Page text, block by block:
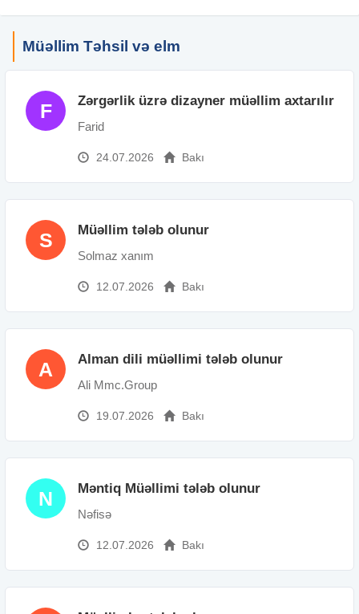
Müəllim Təhsil və elm
F Zərgərlik üzrə dizayner müəllim axtarılır
Farid
24.07.2026 Bakı
S Müəllim tələb olunur
Solmaz xanım
12.07.2026 Bakı
A Alman dili müəllimi tələb olunur
Ali Mmc.Group
19.07.2026 Bakı
N Məntiq Müəllimi tələb olunur
Nəfisə
12.07.2026 Bakı